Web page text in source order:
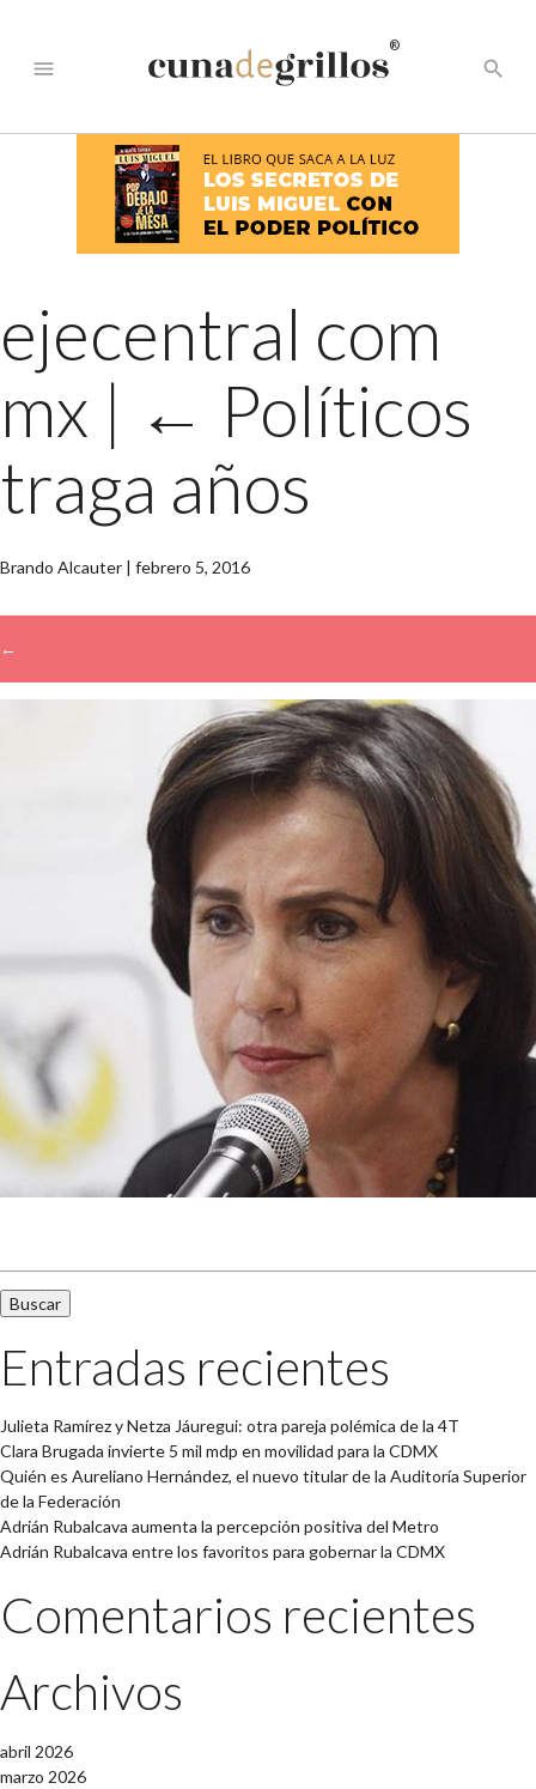
menu
®
search
ejecentral com
mx | ← Políticos
traga años
Brando Alcauter | febrero 5, 2016
←
Entradas recientes
Julieta Ramírez y Netza Jáuregui: otra pareja polémica de la 4T
Clara Brugada invierte 5 mil mdp en movilidad para la CDMX
Quién es Aureliano Hernández, el nuevo titular de la Auditoría Superior
de la Federación
Adrián Rubalcava aumenta la percepción positiva del Metro
Adrián Rubalcava entre los favoritos para gobernar la CDMX
Comentarios recientes
Archivos
abril 2026
marzo 2026